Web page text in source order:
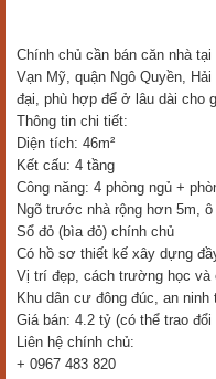
Chính chủ cần bán căn nhà
Vạn Mỹ, quận Ngô Quyền,
đại, phù hợp để ở lâu dài cho
Thông tin chi tiết:
Diện tích: 46m²
Kết cấu: 4 tầng
Công năng: 4 phòng ngủ +
Ngõ trước nhà rộng hơn 5m,
Sổ đỏ (bìa đỏ) chính chủ
Có hồ sơ thiết kế xây dựng
Vị trí đẹp, cách trường học và
Khu dân cư đông đúc, an
Giá bán: 4.2 tỷ (có thể trao
Liên hệ chính chủ:
+ 0967 483 820